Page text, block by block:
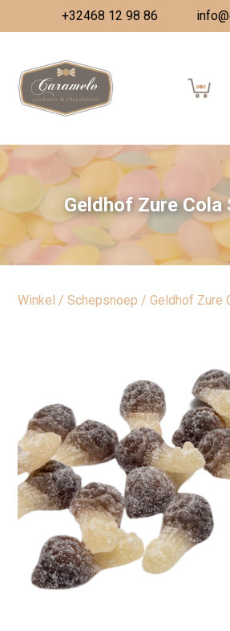
+32468 12 98 86
Geldhof Zure Cola
Winkel /Schepsnoep / Geldhof Zure